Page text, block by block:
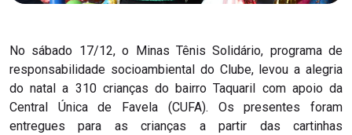
No sábado 17/12, o Minas Tênis Solidário, programa de
responsabilidade socioambiental do Clube, levou a alegria
do natal a 310 crianças do bairro Taquaril com apoio da
Central Única de Favela (CUFA). Os presentes foram
entregues para as crianças a partir das cartinhas